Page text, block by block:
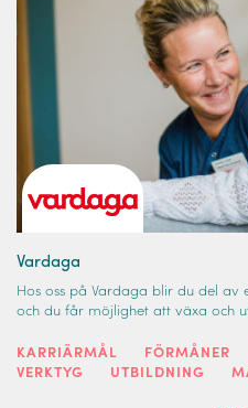
Vardaga
Hos oss på Vardaga blir du del av
och du får möjlighet att växa och
KARRIÄRMÅL FÖRMÅNER
VERKTYG
UTBILDNING